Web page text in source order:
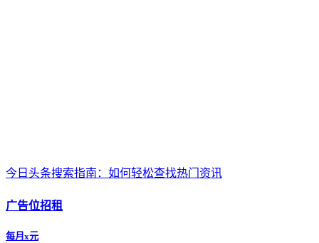
今日头条搜索指南：如何轻松查找热门资讯
广告位招租
每月x元